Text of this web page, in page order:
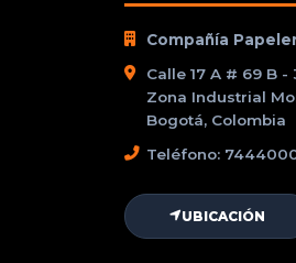
Compañía
Calle 17 A # 69 B -
Zona Industrial
Bogotá, Colombia
Teléfono:
UBICACIÓN